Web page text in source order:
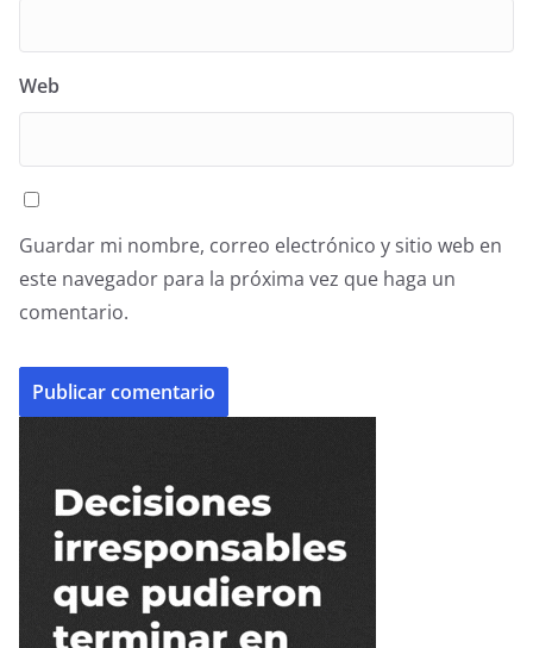
Web
Guardar mi nombre, correo electrónico y sitio web en
este navegador para la próxima vez que haga un
comentario.